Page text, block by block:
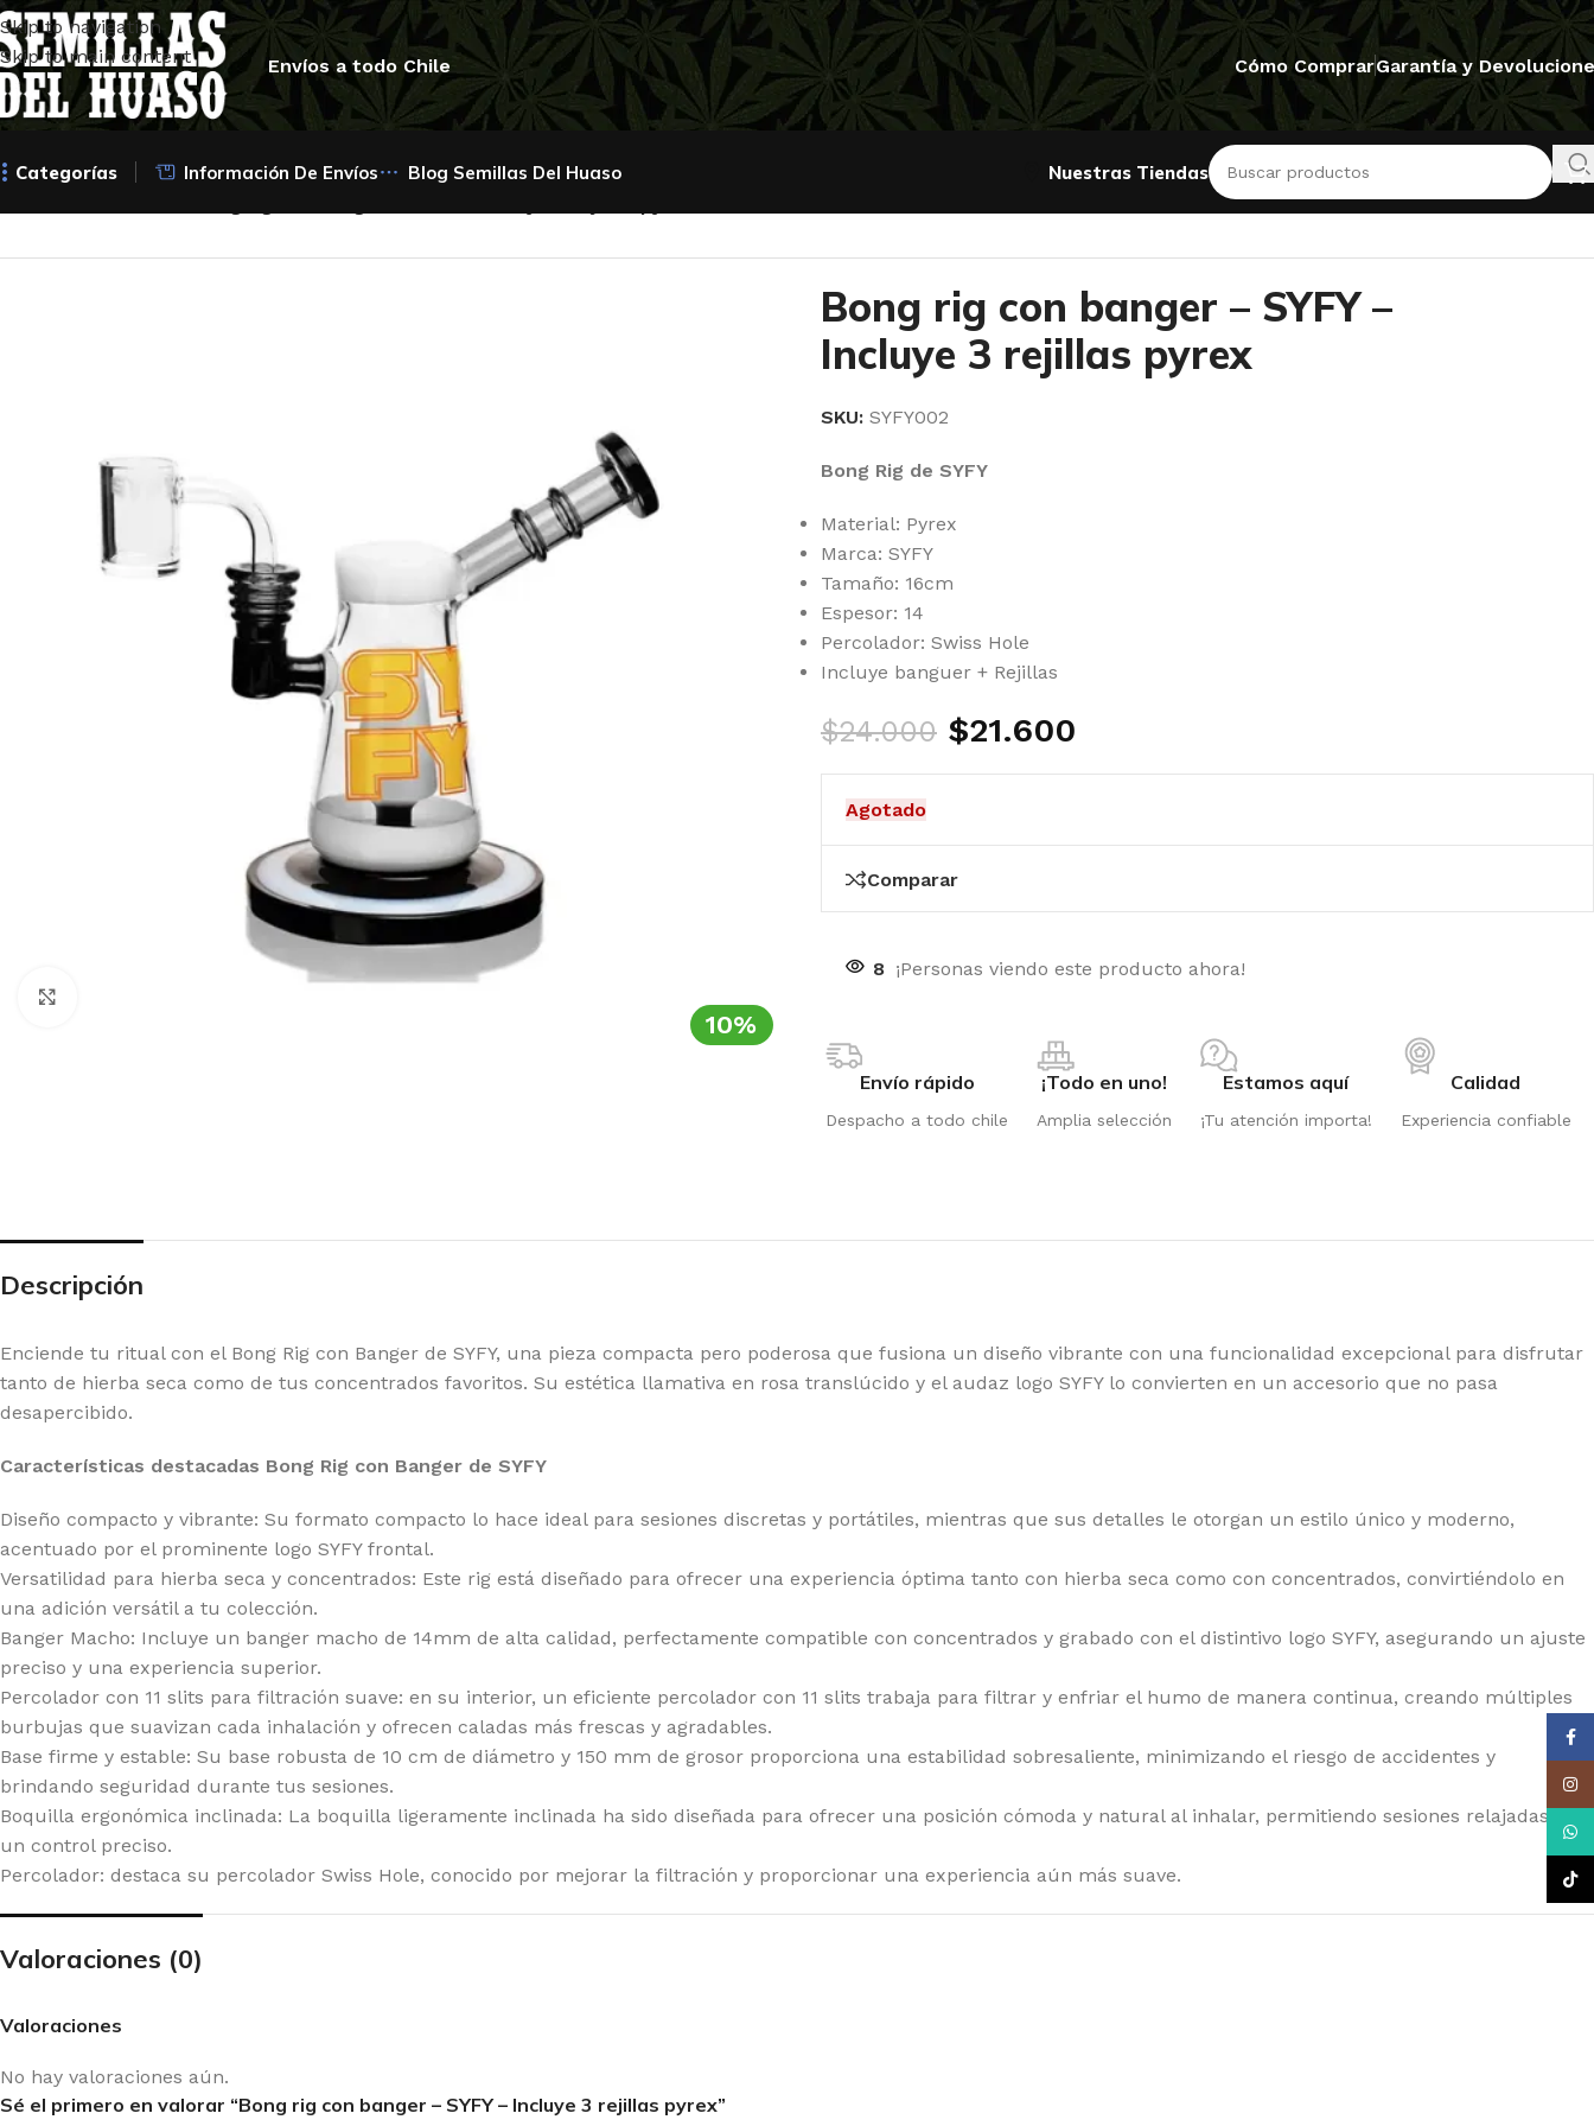
Skip to navigation
Skip to main content
Envíos a todo Chile Cómo ComprarGarantía y
Categorías
GENETICS
SEEDS
FARM
BUDDHA SEEDS
SEEDS
SEEDS
GENETICS
SEEDS
PASSION
GREEN HOUSE SEEDS
HIGH SPEED BUDS
HUMBOLDT SEEDS COMPANY
IN HOUSE GENETICS
MAMIKO SEEDS
MEDICAL SEEDS
SEEDSTOCKERS
SEEDSMAN
SILENT SEEDS
STRAIN MACHINE
SUPER SATIVA SEEDS
Información De Envíos Blog Semillas Del Huaso
Nuestras Tiendas
10%
Bong rig con banger – SYFY –
Incluye 3 rejillas pyrex
SKU: SYFY002
Bong Rig de SYFY
Material: Pyrex
Marca: SYFY
Tamaño: 16cm
Espesor: 14
Percolador: Swiss Hole
Incluye banguer + Rejillas
$24.000 $21.600
Agotado
Comparar
8 ¡Personas viendo este producto ahora!
Envío rápido
Despacho a todo chile
¡Todo en uno!
Amplia selección
Estamos aquí
¡Tu atención importa!
Calidad
Experiencia confiable
Descripción
Enciende tu ritual con el Bong Rig con Banger de SYFY, una pieza compacta pero poderosa que fusiona un diseño vibrante con una funcionalidad excepcional para disfrutar
tanto de hierba seca como de tus concentrados favoritos. Su estética llamativa en rosa translúcido y el audaz logo SYFY lo convierten en un accesorio que no pasa
desapercibido.
Características destacadas Bong Rig con Banger de SYFY
Diseño compacto y vibrante: Su formato compacto lo hace ideal para sesiones discretas y portátiles, mientras que sus detalles le otorgan un estilo único y moderno,
acentuado por el prominente logo SYFY frontal.
Versatilidad para hierba seca y concentrados: Este rig está diseñado para ofrecer una experiencia óptima tanto con hierba seca como con concentrados, convirtiéndolo en
una adición versátil a tu colección.
Banger Macho: Incluye un banger macho de 14mm de alta calidad, perfectamente compatible con concentrados y grabado con el distintivo logo SYFY, asegurando un ajuste
preciso y una experiencia superior.
Percolador con 11 slits para filtración suave: en su interior, un eficiente percolador con 11 slits trabaja para filtrar y enfriar el humo de manera continua, creando múltiples
burbujas que suavizan cada inhalación y ofrecen caladas más frescas y agradables.
Base firme y estable: Su base robusta de 10 cm de diámetro y 150 mm de grosor proporciona una estabilidad sobresaliente, minimizando el riesgo de accidentes y
brindando seguridad durante tus sesiones.
Boquilla ergonómica inclinada: La boquilla ligeramente inclinada ha sido diseñada para ofrecer una posición cómoda y natural al inhalar, permitiendo sesiones relajadas y
un control preciso.
Percolador: destaca su percolador Swiss Hole, conocido por mejorar la filtración y proporcionar una experiencia aún más suave.
Valoraciones (0)
Valoraciones
No hay valoraciones aún.
Sé el primero en valorar “Bong rig con banger – SYFY – Incluye 3 rejillas pyrex”